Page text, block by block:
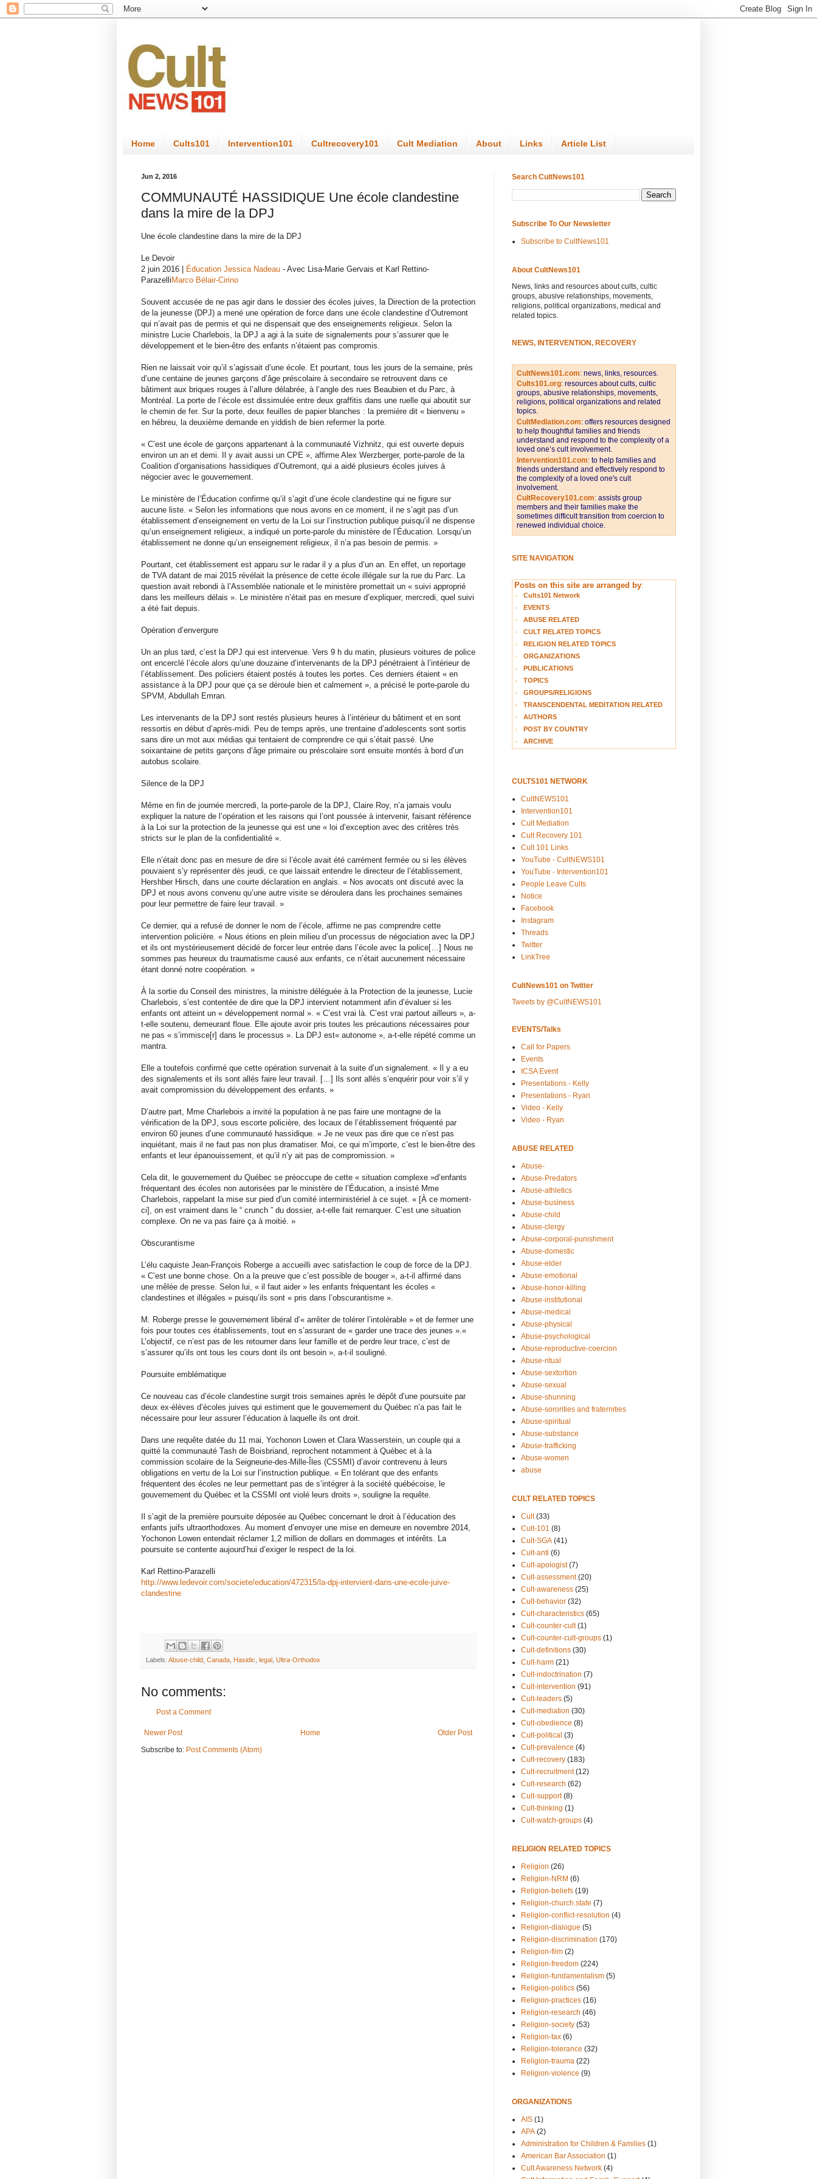
Home Cults101 Intervention101 Cultrecovery101 Cult Mediation About Links Article List
Jun 2, 2016
COMMUNAUTÉ HASSIDIQUE Une école clandestine
dans la mire de la DPJ
Une école clandestine dans la mire de la DPJ
Le Devoir
2 juin 2016 |
Éducation Jessica Nadeau - Avec Lisa-Marie Gervais et Karl Rettino-
Parazelli Marco Bélair-Cirino
Souvent accusée de ne pas agir dans le dossier des écoles juives, la Direction de la protection
de la jeunesse (DPJ) a mené une opération de force dans une école clandestine d’Outremont
qui n’avait pas de permis et qui ne dispensait que des enseignements religieux. Selon la
ministre Lucie Charlebois, la DPJ a agi à la suite de signalements pour s’assurer que le
développement et le bien-être des enfants n’étaient pas compromis.
Rien ne laissait voir qu’il s’agissait d’une école. Et pourtant, tous les jours de la semaine, près
d’une centaine de jeunes garçons d’âge préscolaire à secondaire se retrouvent dans ce
bâtiment aux briques rouges à l’allure délabrée, à l’angle des rues Beaubien et du Parc, à
Montréal. La porte de l’école est dissimulée entre deux graffitis dans une ruelle qui aboutit sur
le chemin de fer. Sur la porte, deux feuilles de papier blanches : la première dit « bienvenu »
en hébreu, la deuxième demande en yiddish de bien refermer la porte.
« C’est une école de garçons appartenant à la communauté Vizhnitz, qui est ouverte depuis
environ un an et demi. Il y avait aussi un CPE », affirme Alex Werzberger, porte-parole de la
Coalition d’organisations hassidiques d’Outremont, qui a aidé plusieurs écoles juives à
négocier avec le gouvernement.
Le ministère de l’Éducation confirme qu’il s’agit d’une école clandestine qui ne figure sur
aucune liste. « Selon les informations que nous avons en ce moment, il ne s’agit pas d’un
établissement d’enseignement en vertu de la Loi sur l’instruction publique puisqu’il ne dispense
qu’un enseignement religieux, a indiqué un porte-parole du ministère de l’Éducation. Lorsqu’un
établissement ne donne qu’un enseignement religieux, il n’a pas besoin de permis. »
Pourtant, cet établissement est apparu sur le radar il y a plus d’un an. En effet, un reportage
de TVA datant de mai 2015 révélait la présence de cette école illégale sur la rue du Parc. La
question avait rebondi à l’Assemblée nationale et le ministère promettait un « suivi approprié
dans les meilleurs délais ». Le ministère n’était pas en mesure d’expliquer, mercredi, quel suivi
a été fait depuis.
Opération d’envergure
Un an plus tard, c’est la DPJ qui est intervenue. Vers 9 h du matin, plusieurs voitures de police
ont encerclé l’école alors qu’une douzaine d’intervenants de la DPJ pénétraient à l’intérieur de
l’établissement. Des policiers étaient postés à toutes les portes. Ces derniers étaient « en
assistance à la DPJ pour que ça se déroule bien et calmement », a précisé le porte-parole du
SPVM, Abdullah Emran.
Les intervenants de la DPJ sont restés plusieurs heures à l’intérieur du bâtiment et en sont
ressortis en début d’après-midi. Peu de temps après, une trentaine d’adolescents sont sortis
sans dire un mot aux médias qui tentaient de comprendre ce qui s’était passé. Une
soixantaine de petits garçons d’âge primaire ou préscolaire sont ensuite montés à bord d’un
autobus scolaire.
Silence de la DPJ
Même en fin de journée mercredi, la porte-parole de la DPJ, Claire Roy, n’a jamais voulu
expliquer la nature de l’opération et les raisons qui l’ont poussée à intervenir, faisant référence
à la Loi sur la protection de la jeunesse qui est une « loi d’exception avec des critères très
stricts sur le plan de la confidentialité ».
Elle n’était donc pas en mesure de dire si l’école avait été carrément fermée ou si les élèves
pouvaient s’y représenter dès jeudi, ce que laissait entendre le directeur de l’établissement,
Hershber Hirsch, dans une courte déclaration en anglais. « Nos avocats ont discuté avec la
DPJ et nous avons convenu qu’une autre visite se déroulera dans les prochaines semaines
pour leur permettre de faire leur travail. »
Ce dernier, qui a refusé de donner le nom de l’école, affirme ne pas comprendre cette
intervention policière. « Nous étions en plein milieu d’un processus de négociation avec la DPJ
et ils ont mystérieusement décidé de forcer leur entrée dans l’école avec la police[…] Nous ne
sommes pas heureux du traumatisme causé aux enfants, ce n’était aucunement nécessaire
étant donné notre coopération. »
À la sortie du Conseil des ministres, la ministre déléguée à la Protection de la jeunesse, Lucie
Charlebois, s’est contentée de dire que la DPJ intervient notamment afin d’évaluer si les
enfants ont atteint un « développement normal ». « C’est vrai là. C’est vrai partout ailleurs », a-
t-elle soutenu, demeurant floue. Elle ajoute avoir pris toutes les précautions nécessaires pour
ne pas « s’immisce[r] dans le processus ». La DPJ est« autonome », a-t-elle répété comme un
mantra.
Elle a toutefois confirmé que cette opération survenait à la suite d’un signalement. « Il y a eu
des signalements et ils sont allés faire leur travail. […] Ils sont allés s’enquérir pour voir s’il y
avait compromission du développement des enfants. »
D’autre part, Mme Charlebois a invité la population à ne pas faire une montagne de la
vérification de la DPJ, sous escorte policière, des locaux de l’établissement fréquenté par
environ 60 jeunes d’une communauté hassidique. « Je ne veux pas dire que ce n’est pas
inquiétant, mais il ne faut pas non plus dramatiser. Moi, ce qui m’importe, c’est le bien-être des
enfants et leur épanouissement, et qu’il n’y ait pas de compromission. »
Cela dit, le gouvernement du Québec se préoccupe de cette « situation complexe »d’enfants
fréquentant des écoles non autorisées par le ministère de l’Éducation, a insisté Mme
Charlebois, rappelant la mise sur pied d’un comité interministériel à ce sujet. « [À ce moment-
ci], on est vraiment dans le “ crunch ” du dossier, a-t-elle fait remarquer. C’est une situation
complexe. On ne va pas faire ça à moitié. »
Obscurantisme
L’élu caquiste Jean-François Roberge a accueilli avec satisfaction le coup de force de la DPJ.
« C’est une bonne chose. On a la preuve que c’est possible de bouger », a-t-il affirmé dans
une mêlée de presse. Selon lui, « il faut aider » les enfants fréquentant les écoles «
clandestines et illégales » puisqu’ils sont « pris dans l’obscurantisme ».
M. Roberge presse le gouvernement libéral d’« arrêter de tolérer l’intolérable » et de fermer une
fois pour toutes ces établissements, tout en s’assurant de « garder une trace des jeunes ».«
L’objectif, ce n’est pas de les retourner dans leur famille et de perdre leur trace, c’est de
s’assurer qu’ils ont tous les cours dont ils ont besoin », a-t-il souligné.
Poursuite emblématique
Ce nouveau cas d’école clandestine surgit trois semaines après le dépôt d’une poursuite par
deux ex-élèves d’écoles juives qui estiment que le gouvernement du Québec n’a pas fait le
nécessaire pour leur assurer l’éducation à laquelle ils ont droit.
Dans une requête datée du 11 mai, Yochonon Lowen et Clara Wasserstein, un couple qui a
quitté la communauté Tash de Boisbriand, reprochent notamment à Québec et à la
commission scolaire de la Seigneurie-des-Mille-Îles (CSSMI) d’avoir contrevenu à leurs
obligations en vertu de la Loi sur l’instruction publique. « En tolérant que des enfants
fréquentent des écoles ne leur permettant pas de s’intégrer à la société québécoise, le
gouvernement du Québec et la CSSMI ont violé leurs droits », souligne la requête.
Il s’agit de la première poursuite déposée au Québec concernant le droit à l’éducation des
enfants juifs ultraorthodoxes. Au moment d’envoyer une mise en demeure en novembre 2014,
Yochonon Lowen entendait réclamer 1,2 million de dollars en dommages et intérêts. La
poursuite se contente aujourd’hui d’exiger le respect de la loi.
Karl Rettino-Parazelli
http://www.ledevoir.com/societe/education/472315/la-dpj-intervient-dans-une-ecole-juive-
clandestine
Labels: Abuse-child Canada Hasidic legal Ultra-Orthodox
No comments:
Post a Comment
Newer Post Older Post
Home
Subscribe to: Post Comments (Atom)
Search CultNews101
Subscribe To Our Newsletter
Subscribe to CultNews101
About CultNews101
News, links and resources about cults, cultic
groups, abusive relationships, movements,
religions, political organizations, medical and
related topics.
NEWS, INTERVENTION, RECOVERY
CultNews101.com: news, links, resources.
Cults101.org: resources about cults, cultic
groups, abusive relationships, movements,
religions, political organizations and related
topics.
CultMediation.com: offers resources designed
to help thoughtful families and friends
understand and respond to the complexity of a
loved one’s cult involvement.
Intervention101.com: to help families and
friends understand and effectively respond to
the complexity of a loved one's cult
involvement.
CultRecovery101.com: assists group
members and their families make the
sometimes difficult transition from coercion to
renewed individual choice.
SITE NAVIGATION
Posts on this site are arranged by:
Cults101 Network
EVENTS
ABUSE RELATED
CULT RELATED TOPICS
RELIGION RELATED TOPICS
ORGANIZATIONS
PUBLICATIONS
TOPICS
GROUPS/RELIGIONS
TRANSCENDENTAL MEDITATION RELATED
AUTHORS
POST BY COUNTRY
ARCHIVE
CULTS101 NETWORK
CultNEWS101
Intervention101
Cult Mediation
Cult Recovery 101
Cult 101 Links
YouTube - CultNEWS101
YouTube - Intervention101
People Leave Cults
Notice
Facebook
Instagram
Threads
Twitter
LinkTree
CultNews101 on Twitter
Tweets by @CultNEWS101
EVENTS/Talks
Call for Papers
Events
ICSA Event
Presentations - Kelly
Presentations - Ryan
Video - Kelly
Video - Ryan
ABUSE RELATED
Abuse-
Abuse-Predators
Abuse-athletics
Abuse-business
Abuse-child
Abuse-clergy
Abuse-corporal-punishment
Abuse-domestic
Abuse-elder
Abuse-emotional
Abuse-honor-killing
Abuse-institutional
Abuse-medical
Abuse-physical
Abuse-psychological
Abuse-reproductive-coercion
Abuse-ritual
Abuse-sextortion
Abuse-sexual
Abuse-shunning
Abuse-sororities and fraternities
Abuse-spiritual
Abuse-substance
Abuse-trafficking
Abuse-women
abuse
CULT RELATED TOPICS
Cult (33)
Cult-101 (8)
Cult-SGA (41)
Cult-anti (6)
Cult-apologist (7)
Cult-assessment (20)
Cult-awareness (25)
Cult-behavior (32)
Cult-characteristics (65)
Cult-counter-cult (1)
Cult-counter-cult-groups (1)
Cult-definitions (30)
Cult-harm (21)
Cult-indoctrination (7)
Cult-intervention (91)
Cult-leaders (5)
Cult-mediation (30)
Cult-obedience (8)
Cult-political (3)
Cult-prevalence (4)
Cult-recovery (183)
Cult-recruitment (12)
Cult-research (62)
Cult-support (8)
Cult-thinking (1)
Cult-watch-groups (4)
RELIGION RELATED TOPICS
Religion (26)
Religion-NRM (6)
Religion-beliefs (19)
Religion-church.state (7)
Religion-conflict-resolution (4)
Religion-dialogue (5)
Religion-discrimination (170)
Religion-film (2)
Religion-freedom (224)
Religion-fundamentalism (5)
Religion-politics (56)
Religion-practices (16)
Religion-research (46)
Religion-society (53)
Religion-tax (6)
Religion-tolerance (32)
Religion-trauma (22)
Religion-violence (9)
ORGANIZATIONS
AIS (1)
APA (2)
Administration for Children & Families (1)
American Bar Association (1)
Cult Awareness Network (4)